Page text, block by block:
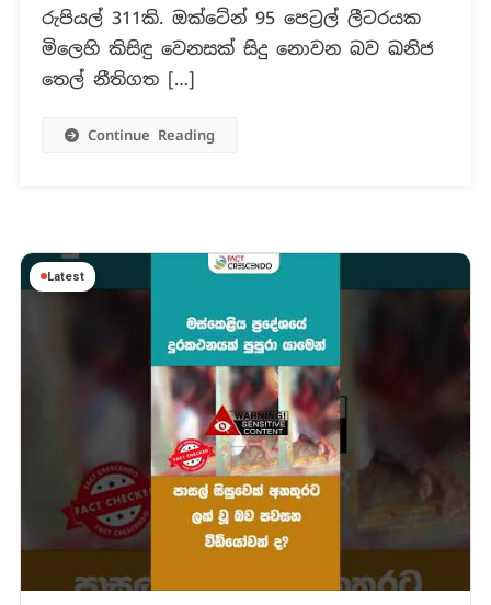
මිල
පහත
ද?
රුපියල් 311කි. ඔක්ටේන් 95 පෙට්‍රල් ලීටරයක
මිලෙහි කිසිඳු වෙනසක් සිදු නොවන බව ඛනිජ
තෙල් නීතිගත […]
Continue Reading
Latest